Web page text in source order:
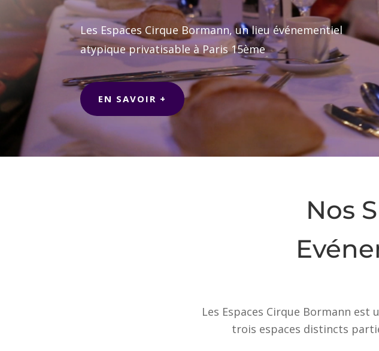
Les Espaces Cirque Bormann, un lieu événementiel
atypique privatisable à Paris 15ème
EN SAVOIR +
Nos
Les Espaces Cirque Bormann
trois espaces distincts